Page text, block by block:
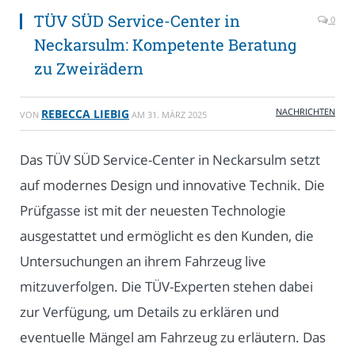
TÜV SÜD Service-Center in
Neckarsulm: Kompetente Beratung
zu Zweirädern
0
VON REBECCA LIEBIG AM 31. MÄRZ 2025 NACHRICHTEN
Das TÜV SÜD Service-Center in Neckarsulm setzt
auf modernes Design und innovative Technik. Die
Prüfgasse ist mit der neuesten Technologie
ausgestattet und ermöglicht es den Kunden, die
Untersuchungen an ihrem Fahrzeug live
mitzuverfolgen. Die TÜV-Experten stehen dabei
zur Verfügung, um Details zu erklären und
eventuelle Mängel am Fahrzeug zu erläutern. Das